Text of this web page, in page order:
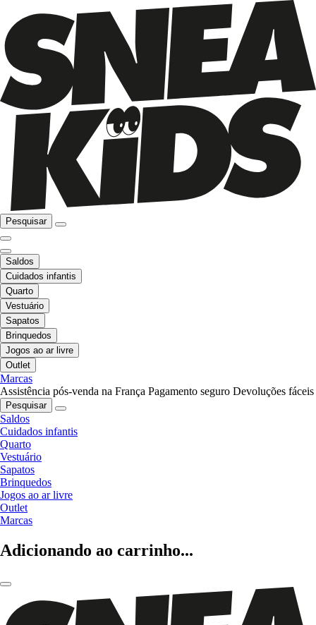
Pesquisar
Saldos
Cuidados infantis
Quarto
Vestuário
Sapatos
Brinquedos
Jogos ao ar livre
Outlet
Marcas
Assistência pós-venda na França Pagamento seguro Devoluções fáceis
Pesquisar
Saldos
Cuidados infantis
Quarto
Vestuário
Sapatos
Brinquedos
Jogos ao ar livre
Outlet
Marcas
Adicionando ao carrinho...